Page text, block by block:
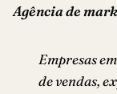
Agência de
Empresas
de vendas,